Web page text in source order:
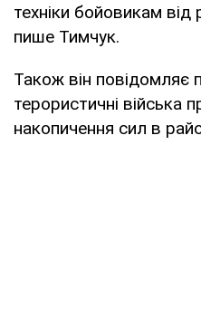
техніки бойовикам від
пише Тимчук.
Також він повідомляє
терористичні війська
накопичення сил в